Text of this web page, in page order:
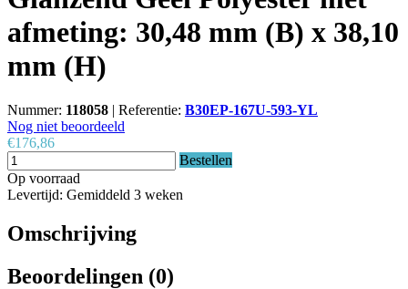
afmeting: 30,48 mm (B) x 38,10
mm (H)
Nummer: 118058 | Referentie: B30EP-167U-593-YL
Nog niet beoordeeld
€176,86
Bestellen
Op voorraad
Levertijd: Gemiddeld 3 weken
Omschrijving
Beoordelingen (0)